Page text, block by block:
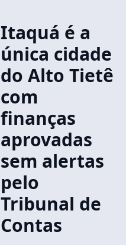
Itaquá é a
única cidade
do Alto Tietê
com
finanças
aprovadas
sem alertas
pelo
Tribunal de
Contas